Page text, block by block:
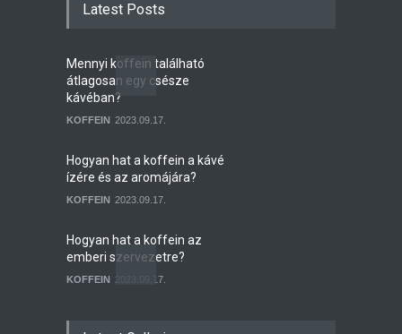
Latest Posts
Mennyi koffein található
átlagosan egy csésze
kávéban?
KOFFEIN 2023.09.17.
Hogyan hat a koffein a kávé
ízére és az aromájára?
KOFFEIN 2023.09.17.
Hogyan hat a koffein az
emberi szervezetre?
KOFFEIN 2023.09.17.
Mennyi koffein marad a